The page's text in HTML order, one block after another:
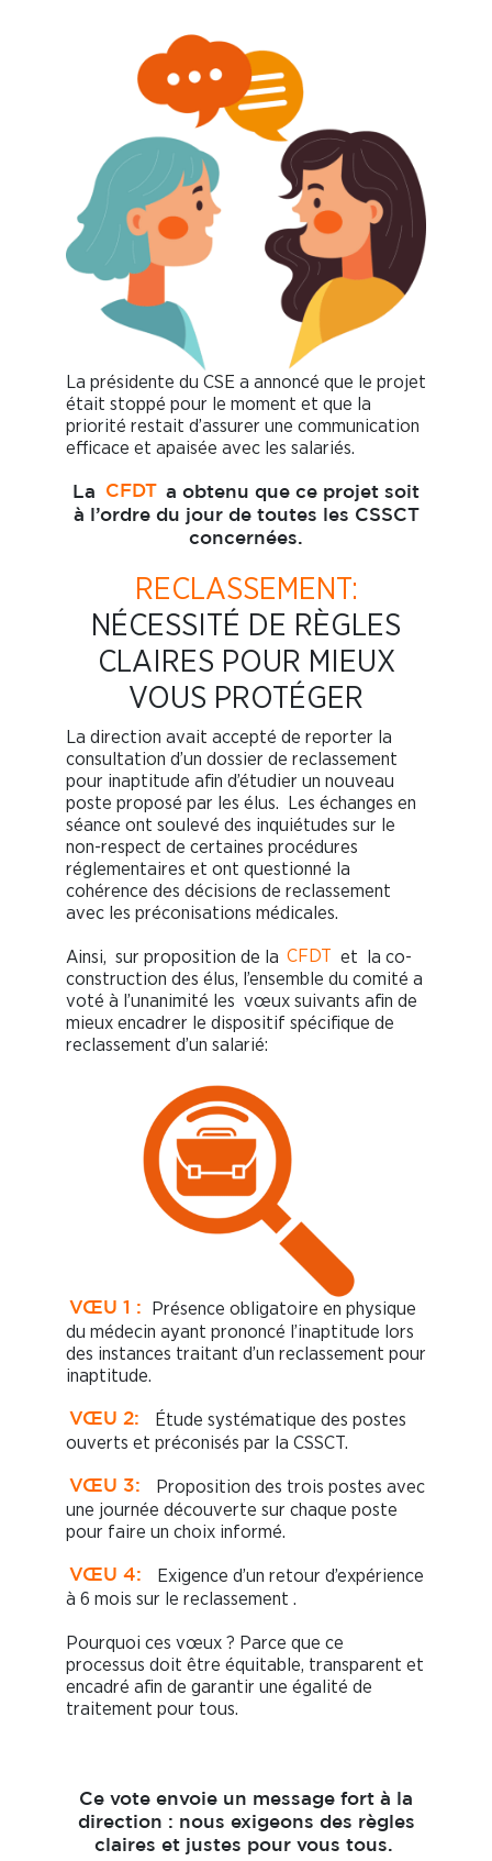
La présidente du CSE a annoncé que le projet
était stoppé pour le moment et que la
priorité restait d’assurer une communication
efficace et apaisée avec les salariés.
La CFDT
a obtenu que ce projet soit
à l’ordre du jour de toutes les CSSCT
concernées.
RECLASSEMENT:
NÉCESSITÉ DE RÈGLES
CLAIRES POUR MIEUX
VOUS PROTÉGER
La direction avait accepté de reporter la
consultation d’un dossier de reclassement
pour inaptitude afin d’étudier un nouveau
poste proposé par les élus. Les échanges en
séance ont soulevé des inquiétudes sur le
non-respect de certaines procédures
réglementaires et ont questionné la
cohérence des décisions de reclassement
avec les préconisations médicales.
Ainsi, sur proposition de la CFDT et la co-
construction des élus, l’ensemble du comité a
voté à l’unanimité les vœux suivants afin de
mieux encadrer le dispositif spécifique de
reclassement d’un salarié:
VŒU 1 :
Présence obligatoire en physique
du médecin ayant prononcé l’inaptitude lors
des instances traitant d’un reclassement pour
inaptitude.
VŒU 2:
Étude systématique des postes
ouverts et préconisés par la CSSCT.
VŒU 3:
Proposition des trois postes avec
une journée découverte sur chaque poste
pour faire un choix informé.
VŒU 4:
Exigence d’un retour d’expérience
à 6 mois sur le reclassement .
Pourquoi ces vœux ? Parce que ce
processus doit être équitable, transparent et
encadré afin de garantir une égalité de
traitement pour tous.
Ce vote envoie un message fort à la
direction : nous exigeons des règles
claires et justes pour vous tous.